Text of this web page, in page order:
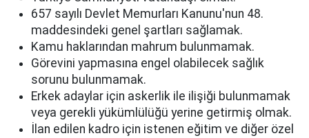
657 sayılı Devlet Memurları Kanunu'nun 48.
maddesindeki genel şartları sağlamak.
Kamu haklarından mahrum bulunmamak.
Görevini yapmasına engel olabilecek sağlık
sorunu bulunmamak.
Erkek adaylar için askerlik ile ilişiği bulunmamak
veya gerekli yükümlülüğü yerine getirmiş olmak.
İlan edilen kadro için istenen eğitim ve diğer özel